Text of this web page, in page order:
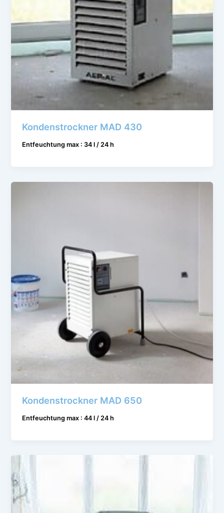
Kondenstrockner MAD 430
Entfeuchtung max : 34 l / 24 h
Kondenstrockner MAD 650
Entfeuchtung max : 44 l / 24 h